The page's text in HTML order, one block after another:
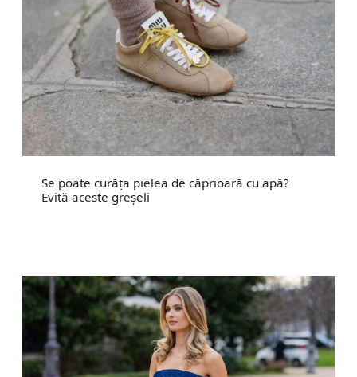
Se poate curăța pielea de căprioară cu apă?
Evită aceste greșeli